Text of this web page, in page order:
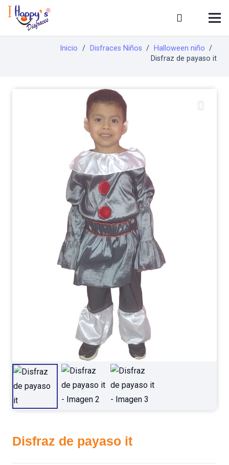
Inicio / Disfraces Niños / Halloween niño /
Disfraz de payaso it
Disfraz de payaso it